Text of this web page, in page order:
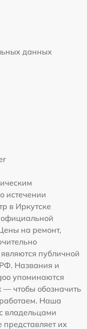
данных
истечении
в Иркутске
официальной
на ремонт,
публичной
Названия и
упоминаются
чтобы обозначить
Наша
владельцами
их